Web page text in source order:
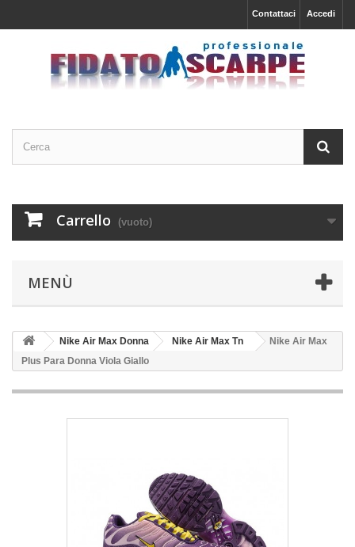
Accedi
Contattaci
Carrello (vuoto)
MENÙ
Nike Air Max Donna Nike Air Max Tn
Nike Air Max
Plus Para Donna Viola Giallo